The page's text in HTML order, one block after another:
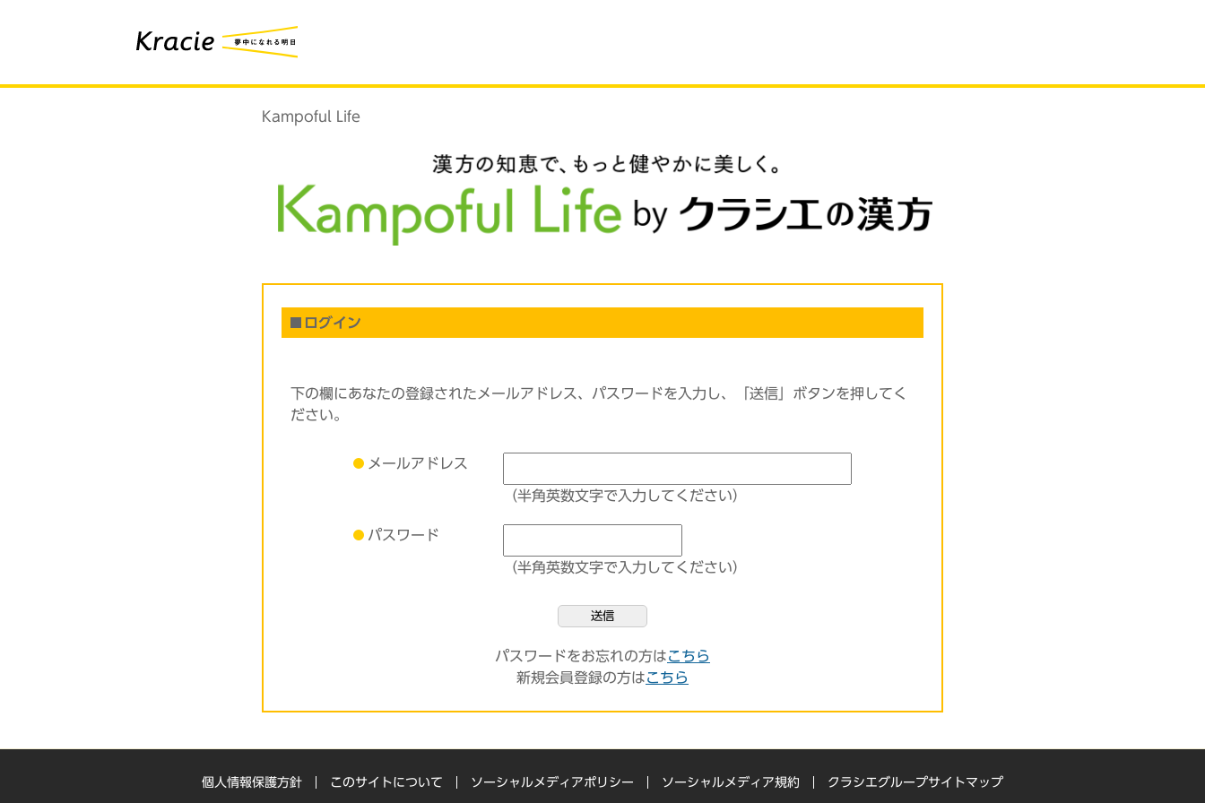
Kampoful Life
ログイン
下の欄にあなたの登録されたメールアドレス、パスワードを入力し、「送信」ボタンを押してく
ださい。
メールアドレス
（半角英数文字で入力してください）
パスワード
（半角英数文字で入力してください）
送信
パスワードをお忘れの方はこちら
新規会員登録の方はこちら
個人情報保護方針 このサイトについて ソーシャルメディアポリシー ソーシャルメディア規約 クラシエグループサイトマップ